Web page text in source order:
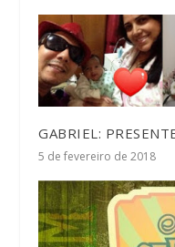
GABRIEL:
5 de fevereiro de 2018